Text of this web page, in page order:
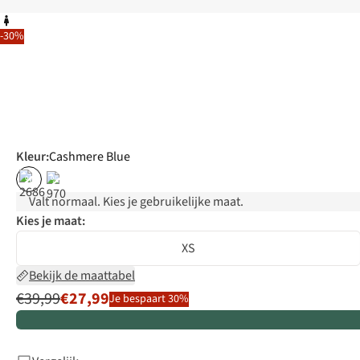
-30%
Kleur:Cashmere Blue
% %
Valt normaal. Kies je gebruikelijke maat.
Kies je maat:
XS
Bekijk de maattabel
€39,99€27,99Je bespaart 30%